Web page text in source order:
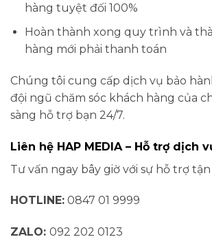
hàng tuyệt đối 100%
Hoàn thành xong quy trình và
hàng mới phải thanh toán
Chúng tôi cung cấp dịch vụ bảo
đội ngũ chăm sóc khách hàng của
sàng hỗ trợ bạn 24/7.
Liên hệ HAP MEDIA – Hỗ trợ dịch
Tư vấn ngay bây giờ với sự hỗ trợ
HOTLINE: 0847 01 9999
ZALO: 092 202 0123